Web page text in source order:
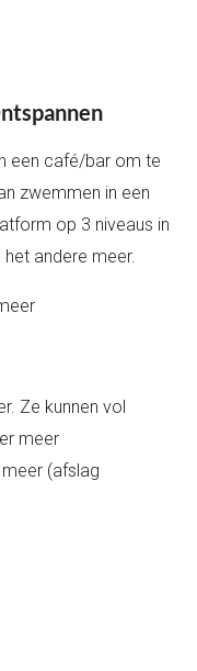
een café/bar om te
zwemmen in een
op 3 niveaus in
andere meer.
Ze kunnen vol
meer
(afslag